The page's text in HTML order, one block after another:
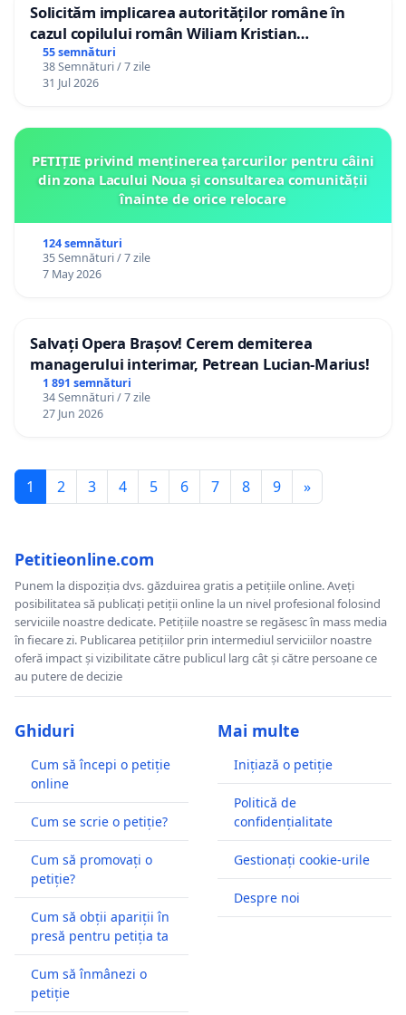
Solicităm implicarea autorităților române în
cazul copilului român Wiliam Kristian
Gheorghe, aflat în plasament în Danemarca de
12 ani
55 semnături
38 Semnături / 7 zile
31 Jul 2026
PETIȚIE privind menținerea țarcurilor pentru câini
din zona Lacului Noua și consultarea comunității
înainte de orice relocare
124 semnături
35 Semnături / 7 zile
7 May 2026
Salvați Opera Brașov! Cerem demiterea
managerului interimar, Petrean Lucian-Marius!
1 891 semnături
34 Semnături / 7 zile
27 Jun 2026
1 2 3 4 5 6 7 8 9 »
Petitieonline.com
Punem la dispoziția dvs. găzduirea gratis a petițiile online. Aveți
posibilitatea să publicați petiții online la un nivel profesional folosind
serviciile noastre dedicate. Petițiile noastre se regăsesc în mass media
în fiecare zi. Publicarea petițiilor prin intermediul serviciilor noastre
oferă impact și vizibilitate către publicul larg cât și către persoane ce
au putere de decizie
Ghiduri
Cum să începi o petiție
online
Cum se scrie o petiție?
Cum să promovați o
petiție?
Cum să obții apariții în
presă pentru petiția ta
Cum să înmânezi o
petiție
Mai multe
Inițiază o petiție
Politică de
confidențialitate
Gestionați cookie-urile
Despre noi